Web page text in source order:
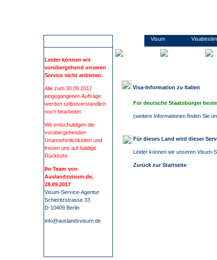
Leider können wir
vorübergehend unseren
Service nicht anbieten.
Alle zum 30.09.2017
eingegangenen Aufträge
werden selbstverständlich
noch bearbeitet.
Wir entschuldigen die
vorübergehenden
Unannehmlichkeiten und
freuen uns auf baldige
Rückkehr.
Ihr Team von
Auslandsvisum.de,
28.09.2017
Visum-Service-Agentur
Schieritzstrasse 33
D-10409 Berlin
info@auslandsvisum.de
Visum
Visa-Information zu Italien
Für deutsche Staatsbürger
(weitere Informationen finden Sie
Für dieses Land wird dieser
Leider können wir unseren Visum-
Zurück zur Startseite